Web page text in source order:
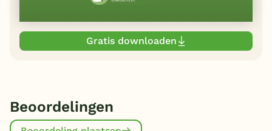
Gratis downloaden
Beoordelingen